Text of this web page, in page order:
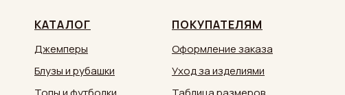
КАТАЛОГ
Джемперы
Блузы и рубашки
ПОКУПАТЕЛЯМ
Оформление заказа
Уход за изделиями